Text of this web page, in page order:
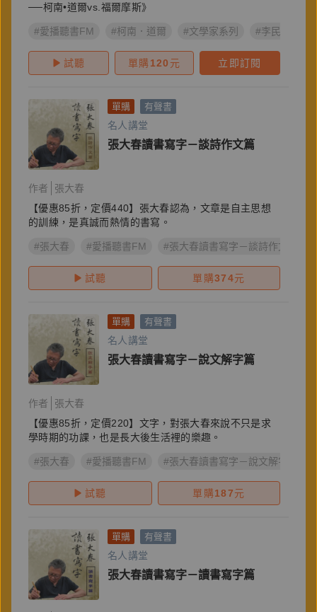
──柯南•道爾vs.福爾摩斯》
#愛播聽書FM #柯南．道爾 #文學家系列 #李民安
試聽 單購120 元 立即訂閱
單購 有聲書
名人講堂
張大春讀書寫字－談詩作文篇
作者
張大春
【優惠85折，定價440】張大春認為，文章是自主思想
的訓練，是真誠而熱情的書寫。
#張大春 #愛播聽書FM #張大春讀書寫字－談詩作文篇
試聽 單購374元
單購 有聲書
名人講堂
張大春讀書寫字－說文解字篇
作者
張大春
【優惠85折，定價220】文字，對張大春來說不只是求
學時期的功課，也是長大後生活裡的樂趣。
#張大春 #愛播聽書FM #張大春讀書寫字－說文解字篇
試聽 單購187元
單購 有聲書
名人講堂
張大春讀書寫字－讀書寫字篇